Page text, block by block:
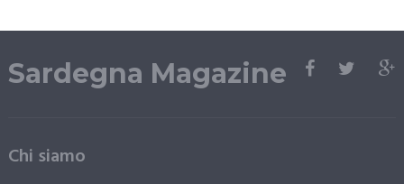
Sardegna Magazine
Chi siamo